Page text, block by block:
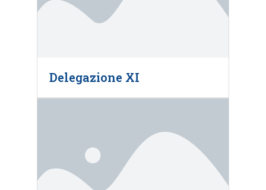
Delegazione XI